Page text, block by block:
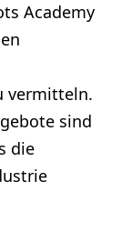
Academy
vermitteln.
sind
die